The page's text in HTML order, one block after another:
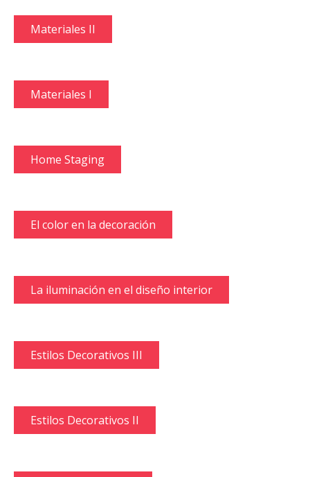
Materiales II
Materiales I
Home Staging
El color en la decoración
La iluminación en el diseño interior
Estilos Decorativos III
Estilos Decorativos II